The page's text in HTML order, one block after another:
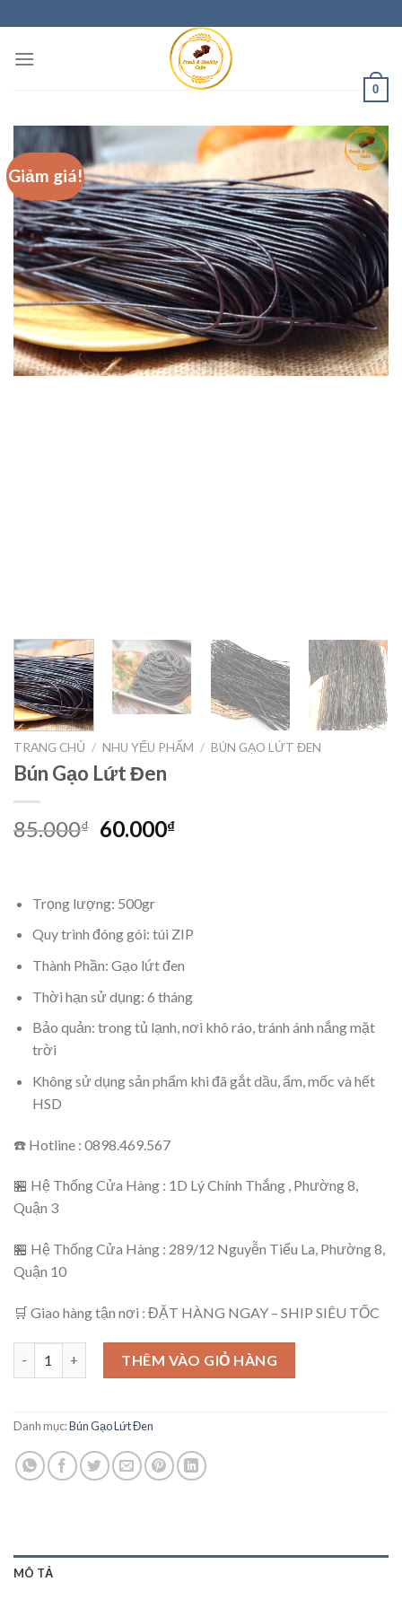
0
Giảm giá!
TRANG CHỦ / NHU YẾU PHẨM / BÚN GẠO LỨT ĐEN
Bún Gạo Lứt Đen
85.000₫ 60.000₫
Trọng lượng: 500gr
Quy trình đóng gói: túi ZIP
Thành Phần: Gạo lứt đen
Thời hạn sử dụng: 6 tháng
Bảo quản: trong tủ lạnh, nơi khô ráo, tránh ánh nắng mặt
trời
Không sử dụng sản phẩm khi đã gắt dầu, ẩm, mốc và hết
HSD
☎️ Hotline : 0898.469.567
🏪 Hệ Thống Cửa Hàng : 1D Lý Chính Thắng , Phường 8,
Quận 3
🏪 Hệ Thống Cửa Hàng : 289/12 Nguyễn Tiểu La, Phường 8,
Quận 10
🛒 Giao hàng tận nơi : ĐẶT HÀNG NGAY – SHIP SIÊU TỐC
THÊM VÀO GIỎ HÀNG
Danh mục:Bún Gạo Lứt Đen
MÔ TẢ